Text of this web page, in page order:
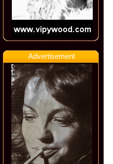
Advertisement